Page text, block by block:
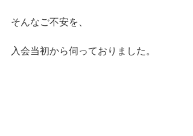
そんなご不安を、
入会当初から伺っておりました。